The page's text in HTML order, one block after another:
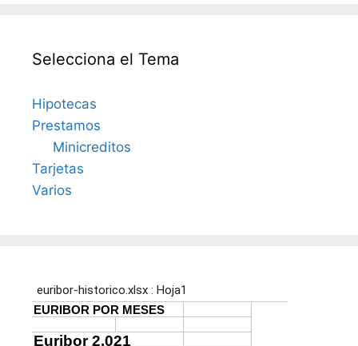
Selecciona el Tema
Hipotecas
Prestamos
Minicreditos
Tarjetas
Varios